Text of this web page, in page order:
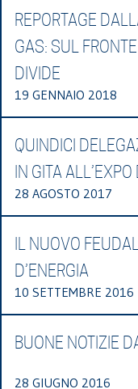
REPORTAGE
GAS: SUL
DIVIDE
19 GENNAIO 2018
QUINDICI
IN GITA
28 AGOSTO 2017
IL NUOVO
D’ENERGIA
10 SETTEMBRE 2016
BUONE NOTIZIE
28 GIUGNO 2016